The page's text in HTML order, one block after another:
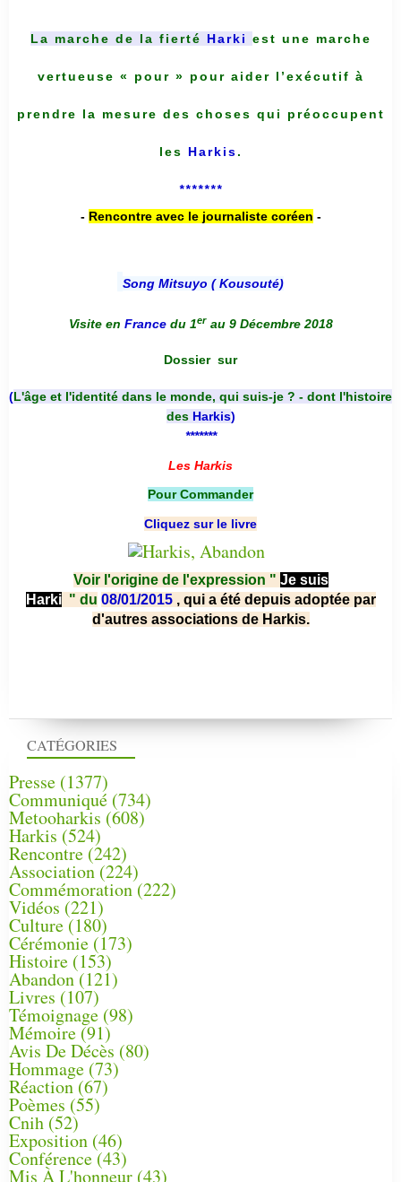
CATÉGORIES
Presse (1377)
Communiqué (734)
Metooharkis (608)
Harkis (524)
Rencontre (242)
Association (224)
Commémoration(222)
Vidéos (221)
Culture(180)
Cérémonie (173)
Histoire (153)
Abandon(121)
Livres (107)
Témoignage (98)
Mémoire (91)
Avis De Décès (80)
Hommage (73)
Réaction(67)
Poèmes (55)
Cnih (52)
Exposition (46)
Conférence(43)
Mis À L'honneur (43)
La marche de la fierté Harki est une marche
vertueuse « pour » pour aider l’exécutif à
prendre la mesure des choses qui préoccupent
les Harkis.
*******
- Rencontre avec le journaliste coréen -
Song Mitsuyo ( Kousouté)
Visite en France du 1er au 9 Décembre 2018
Dossier sur
(L'âge et l'identité dans le monde, qui suis-je ? - dont l'histoire
des Harkis)
*******
Les Harkis
Pour Commander
Cliquez sur le livre
Voir l'origine de l'expression " Je suis
Harki " du 08/01/2015 , qui a été depuis adoptée par
d'autres associations de Harkis.